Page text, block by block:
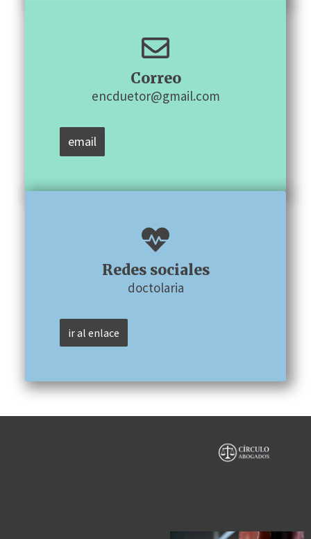
Correo
encduetor@gmail.com
email
Redes sociales
doctolaria
ir al enlace